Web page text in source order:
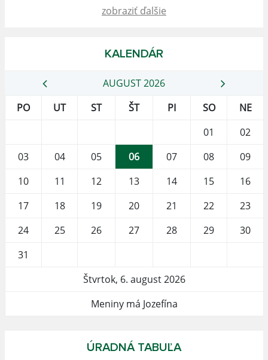
zobraziť ďalšie
KALENDÁR
AUGUST 2026
PO
UT ST ŠT PI SO
NE
01
02
03
04 05 06 07 08
09
10
11 12 13 14 15
16
17
18 19 20 21 22
23
24
25 26 27 28 29
30
31
Štvrtok, 6. august 2026
Meniny má Jozefína
ÚRADNÁ TABUĽA